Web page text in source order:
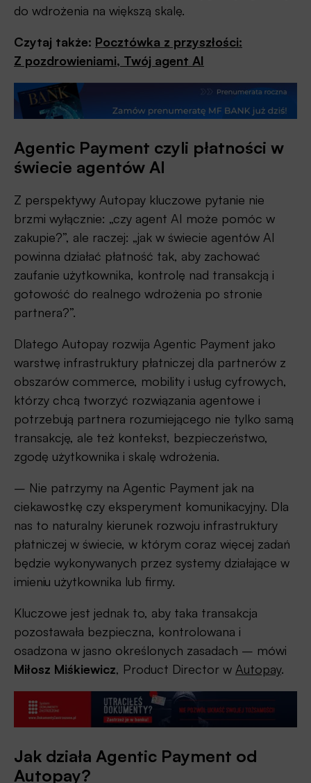
do wdrożenia na większą skalę.
Czytaj także: Pocztówka z przyszłości:
Z pozdrowieniami, Twój agent AI
Agentic Payment czyli płatności w
świecie agentów AI
Z perspektywy Autopay kluczowe pytanie nie
brzmi wyłącznie: „czy agent AI może pomóc w
zakupie?”, ale raczej: „jak w świecie agentów AI
powinna działać płatność tak, aby zachować
zaufanie użytkownika, kontrolę nad transakcją i
gotowość do realnego wdrożenia po stronie
partnera?”.
Dlatego Autopay rozwija Agentic Payment jako
warstwę infrastruktury płatniczej dla partnerów z
obszarów commerce, mobility i usług cyfrowych,
którzy chcą tworzyć rozwiązania agentowe i
potrzebują partnera rozumiejącego nie tylko samą
transakcję, ale też kontekst, bezpieczeństwo,
zgodę użytkownika i skalę wdrożenia.
– Nie patrzymy na Agentic Payment jak na
ciekawostkę czy eksperyment komunikacyjny. Dla
nas to naturalny kierunek rozwoju infrastruktury
płatniczej w świecie, w którym coraz więcej zadań
będzie wykonywanych przez systemy działające w
imieniu użytkownika lub firmy.
Kluczowe jest jednak to, aby taka transakcja
pozostawała bezpieczna, kontrolowana i
osadzona w jasno określonych zasadach – mówi
Miłosz Miśkiewicz, Product Director w Autopay.
Jak działa Agentic Payment od
Autopay?